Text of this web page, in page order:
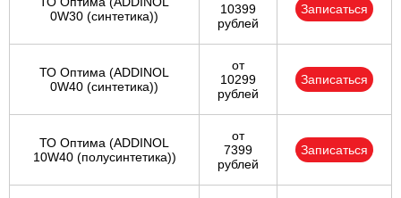
0W30 (синтетика))
10399
рублей
Записаться
ТО Оптима (ADDINOL
0W40 (синтетика))
от
10299
рублей
Записаться
ТО Оптима (ADDINOL
10W40 (полусинтетика))
от
7399
рублей
Записаться